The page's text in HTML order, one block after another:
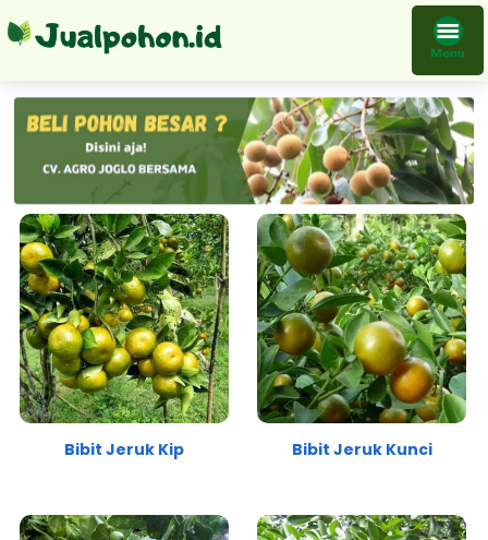
Koleksi Bibit Tanaman Jeruk
Bibit Jeruk Kip Bibit Jeruk Kunci